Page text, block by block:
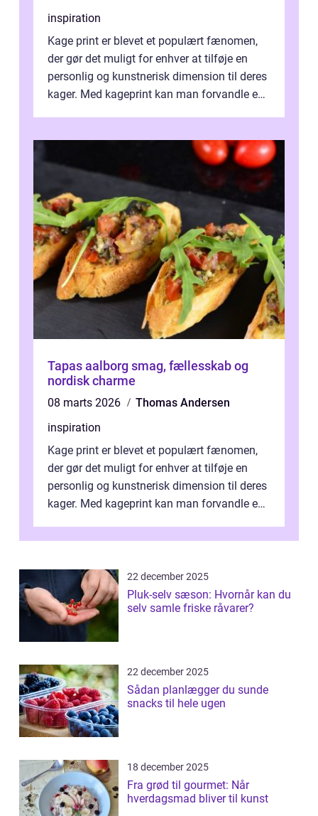
inspiration
Kage print er blevet et populært fænomen,
der gør det muligt for enhver at tilføje en
personlig og kunstnerisk dimension til deres
kager. Med kageprint kan man forvandle en
Tapas aalborg smag, fællesskab og
nordisk charme
08 marts 2026
Thomas Andersen
inspiration
Kage print er blevet et populært fænomen,
der gør det muligt for enhver at tilføje en
personlig og kunstnerisk dimension til deres
kager. Med kageprint kan man forvandle en
22 december 2025
Pluk-selv sæson: Hvornår kan du
selv samle friske råvarer?
22 december 2025
Sådan planlægger du sunde
snacks til hele ugen
18 december 2025
Fra grød til gourmet: Når
hverdagsmad bliver til kunst